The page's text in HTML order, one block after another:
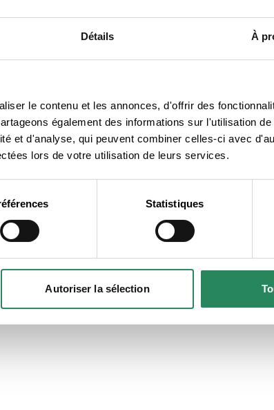
Détails À
le contenu et les annonces, d'offrir des
également des informations sur l'utilisation
et d'analyse, qui peuvent combiner celles-ci avec
lors de votre utilisation de leurs services.
Statistiques
Autoriser la sélection